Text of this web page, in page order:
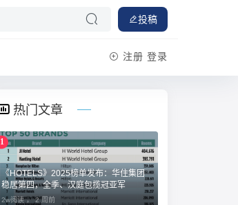
投稿
注册 登录
热门文章
1
《HOTELS》2025榜单发布：华住集团
稳居第四，全季、汉庭包揽冠亚军
2w阅读 ，2 周前